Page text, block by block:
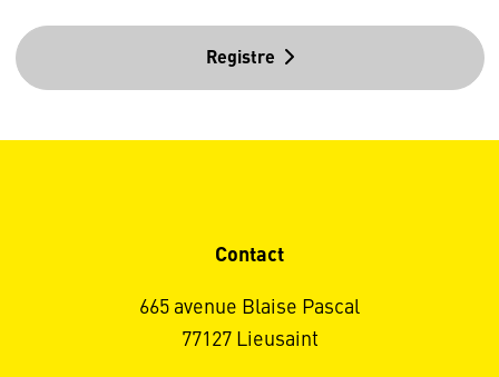
Registre
Contact
665 avenue Blaise Pascal
77127 Lieusaint